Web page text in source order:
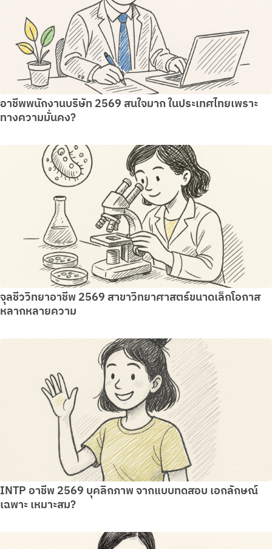
อาชีพพนักงานบริษัท 2569 สนใจมาก ในประเทศไทยเพราะ
ทางความมั่นคง?
จุลชีววิทยาอาชีพ 2569 สาขาวิทยาศาสตร์ขนาดเล็กโอกาส
หลากหลายความ
INTP อาชีพ 2569 บุคลิกภาพ จากแบบทดสอบ เอกลักษณ์
เฉพาะ เหมาะสม?